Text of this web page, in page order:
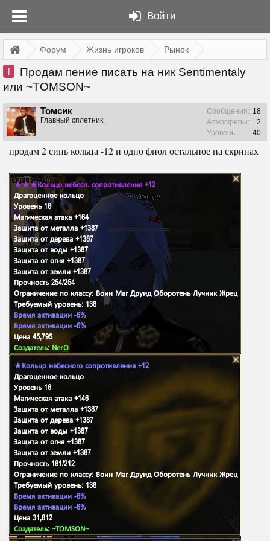
Войти
Форум Жизнь игроков Рынок
I
Продам пение писать на ник Sentimentaly
или ~TOMSON~
Томсик
Главный сплетник
Сообщения: 18
Атмосферы:
2
Уровень:
40
продам 2 синь кольца -12 и одно фиол остальное на скринах